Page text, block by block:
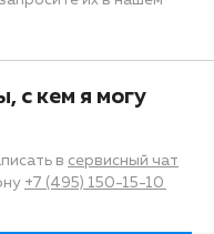
с кем я могу
в сервисный чат
+7 (495) 150-15-10